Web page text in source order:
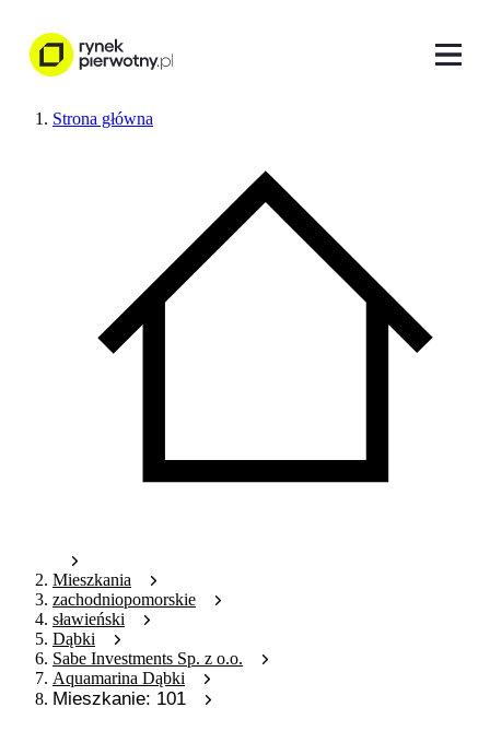
Strona główna
Mieszkania
zachodniopomorskie
sławieński
Dąbki
Sabe Investments Sp. z o.o.
Aquamarina Dąbki
Mieszkanie: 101